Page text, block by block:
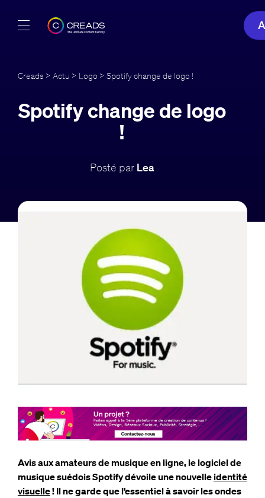
À propos
Creads > Actu > Logo > Spotify change de logo !
Spotify change de logo
!
Posté par Lea
Avis aux amateurs de musique en ligne, le logiciel de
musique suédois Spotify dévoile une nouvelleidentité
visuelle! Il ne garde que l’essentiel à savoir les ondes